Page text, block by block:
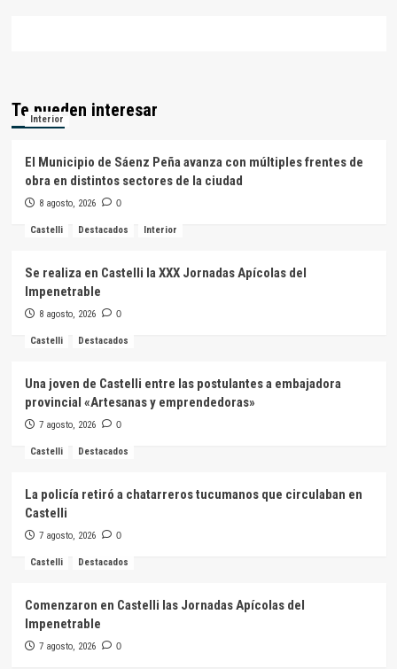
Te pueden interesar
Interior
El Municipio de Sáenz Peña avanza con múltiples frentes de
obra en distintos sectores de la ciudad
8 agosto, 2026 0
Castelli Destacados Interior
Se realiza en Castelli la XXX Jornadas Apícolas del
Impenetrable
8 agosto, 2026 0
Castelli Destacados
Una joven de Castelli entre las postulantes a embajadora
provincial «Artesanas y emprendedoras»
7 agosto, 2026 0
Castelli Destacados
La policía retiró a chatarreros tucumanos que circulaban en
Castelli
7 agosto, 2026 0
Castelli Destacados
Comenzaron en Castelli las Jornadas Apícolas del
Impenetrable
7 agosto, 2026 0